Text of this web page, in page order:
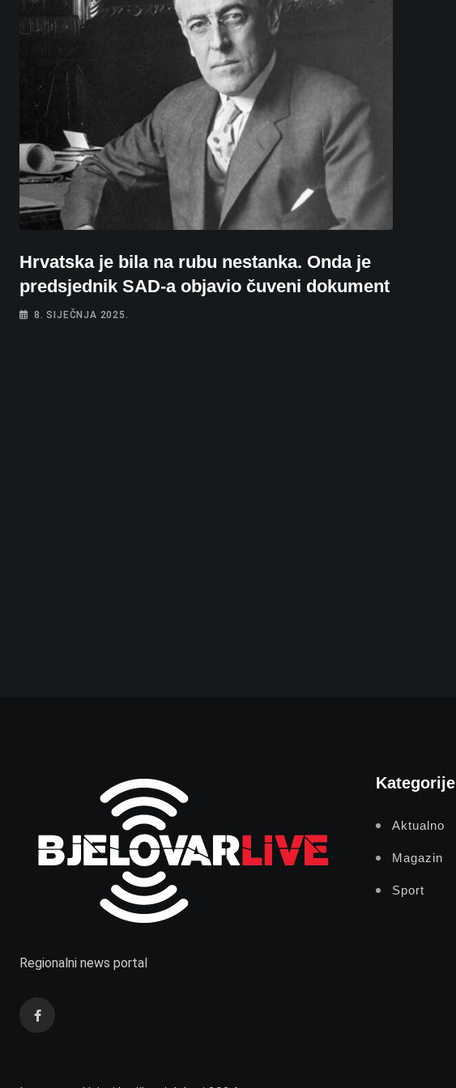
Hrvatska je bila na rubu nestanka. Onda je
predsjednik SAD-a objavio čuveni dokument
8. SIJEČNJA 2025.
Regionalni news portal
Kategorije
Aktualno
Magazin
Sport